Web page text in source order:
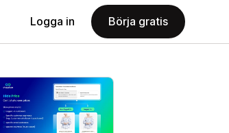
Logga in Börja gratis